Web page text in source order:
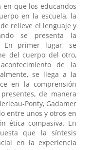
que los educandos
en la escuela, la
relieve el lenguaje y
se presenta la
En primer lugar, se
del cuerpo del otro,
de la
se llega a la
en la comprensión
de manera
Ponty, Gadamer
entre unos y otros en
ética compasiva. En
que la síntesis
en la experiencia